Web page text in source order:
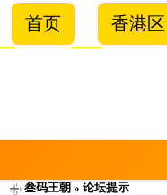
首页 香港区
叁码王朝 » 论坛提示